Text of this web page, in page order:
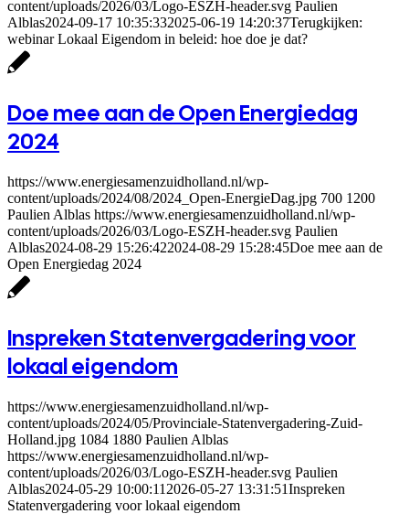
content/uploads/2026/03/Logo-ESZH-header.svg Paulien
Alblas2024-09-17 10:35:332025-06-19 14:20:37Terugkijken:
webinar Lokaal Eigendom in beleid: hoe doe je dat?
Doe mee aan de Open Energiedag
2024
https://www.energiesamenzuidholland.nl/wp-
content/uploads/2024/08/2024_Open-EnergieDag.jpg 700 1200
Paulien Alblas https://www.energiesamenzuidholland.nl/wp-
content/uploads/2026/03/Logo-ESZH-header.svg Paulien
Alblas2024-08-29 15:26:422024-08-29 15:28:45Doe mee aan de
Open Energiedag 2024
Inspreken Statenvergadering voor
lokaal eigendom
https://www.energiesamenzuidholland.nl/wp-
content/uploads/2024/05/Provinciale-Statenvergadering-Zuid-
Holland.jpg 1084 1880 Paulien Alblas
https://www.energiesamenzuidholland.nl/wp-
content/uploads/2026/03/Logo-ESZH-header.svg Paulien
Alblas2024-05-29 10:00:11 2026-05-27 13:31:51Inspreken
Statenvergadering voor lokaal eigendom